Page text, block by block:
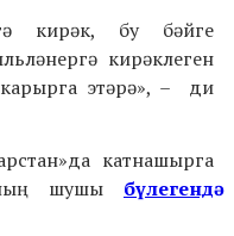
кирәк, бу бәйге
кирәклеген
этәрә», – ди
катнашырга
шушы бүлегендә